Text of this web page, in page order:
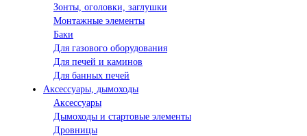
Зонты, оголовки, заглушки
Монтажные элементы
Баки
Для газового оборудования
Для печей и каминов
Для банных печей
Аксессуары, дымоходы
Аксессуары
Дымоходы и стартовые элементы
Дровницы